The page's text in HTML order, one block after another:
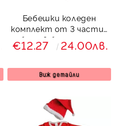
Бебешки коледен
комплект от 3 части-
боди в бяло с дядо
Коледа и сърничка
€12.27 24.00лв.
Виж детайли